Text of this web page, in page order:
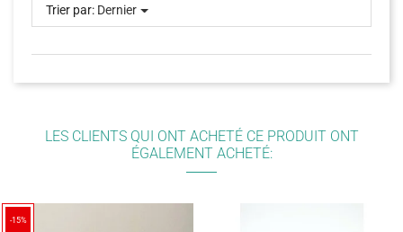
Trier par: Dernier
LES CLIENTS QUI ONT ACHETÉ CE PRODUIT ONT
ÉGALEMENT ACHETÉ:
-15%